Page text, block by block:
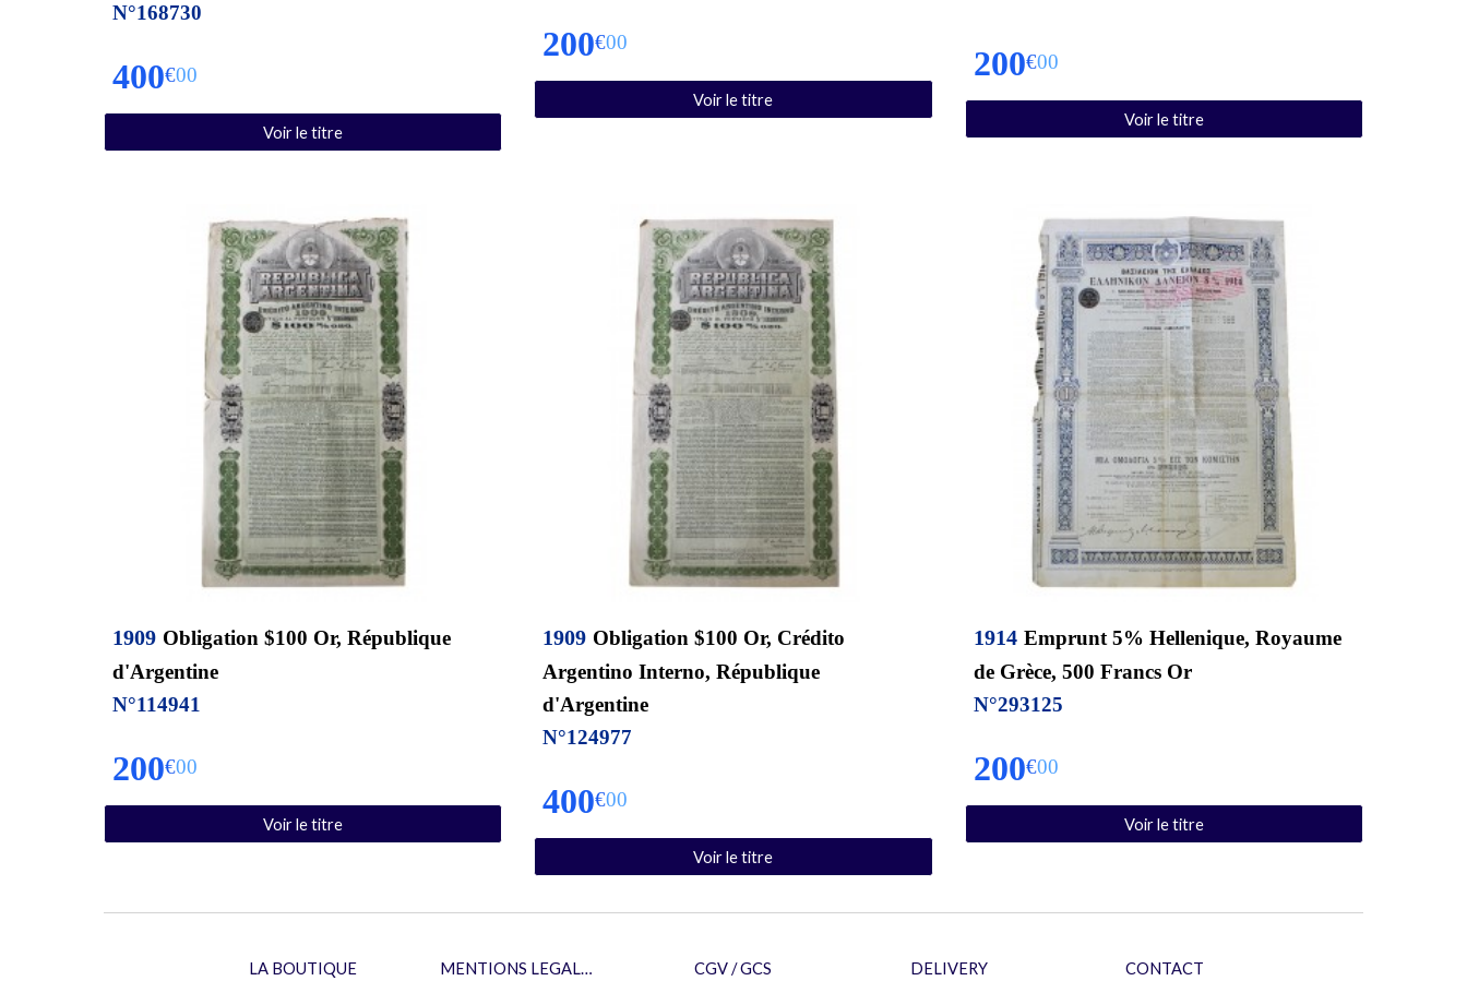
N°168730
400€00
Voir le titre
200€00
Voir le titre
200€00
Voir le titre
1909 Obligation $100 Or, République
d'Argentine
N°114941
200€00
Voir le titre
1909 Obligation $100 Or, Crédito
Argentino Interno, République
d'Argentine
N°124977
400€00
Voir le titre
1914 Emprunt 5% Hellenique, Royaume
de Grèce, 500 Francs Or
N°293125
200€00
Voir le titre
LA BOUTIQUE MENTIONS LEGALES CGV / GCS DELIVERY CONTACT